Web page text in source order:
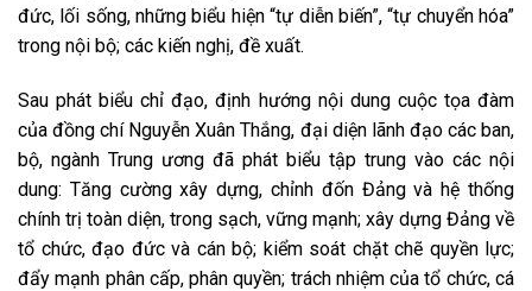
đức, lối sống, những biểu hiện “tự diễn biến”, “tự chuyển hóa”
trong nội bộ; các kiến nghị, đề xuất.
Sau phát biểu chỉ đạo, định hướng nội dung cuộc tọa đàm
của đồng chí Nguyễn Xuân Thắng, đại diện lãnh đạo các ban,
bộ, ngành Trung ương đã phát biểu tập trung vào các nội
dung: Tăng cường xây dựng, chỉnh đốn Đảng và hệ thống
chính trị toàn diện, trong sạch, vững mạnh; xây dựng Đảng về
tổ chức, đạo đức và cán bộ; kiểm soát chặt chẽ quyền lực;
đẩy mạnh phân cấp, phân quyền; trách nhiệm của tổ chức, cá